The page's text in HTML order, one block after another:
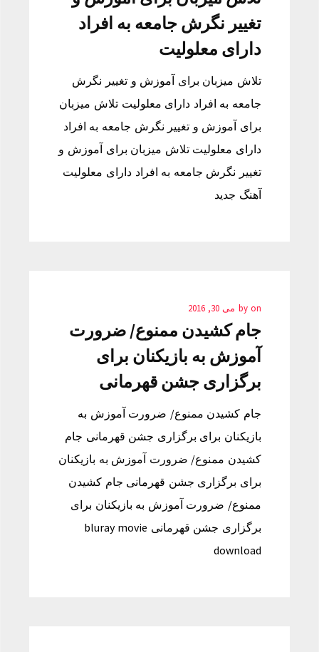
تغییر نگرش جامعه به افراد
دارای معلولیت
تلاش میزبان برای آموزش و تغییر نگرش
جامعه به افراد دارای معلولیت تلاش میزبان
برای آموزش و تغییر نگرش جامعه به افراد
دارای معلولیت تلاش میزبان برای آموزش و
تغییر نگرش جامعه به افراد دارای معلولیت
آهنگ جدید
by on می 30, 2016
جام کشیدن ممنوع/ ضرورت
آموزش به بازیکنان برای
برگزاری جشن قهرمانی
جام کشیدن ممنوع/ ضرورت آموزش به
بازیکنان برای برگزاری جشن قهرمانی جام
کشیدن ممنوع/ ضرورت آموزش به بازیکنان
برای برگزاری جشن قهرمانی جام کشیدن
ممنوع/ ضرورت آموزش به بازیکنان برای
برگزاری جشن قهرمانی bluray movie
download